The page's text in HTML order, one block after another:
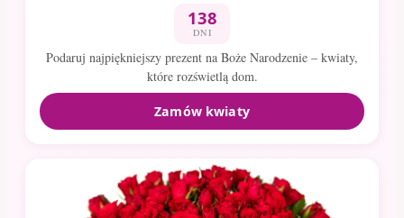
138
DNI
Podaruj najpiękniejszy prezent na Boże Narodzenie – kwiaty,
które rozświetlą dom.
Zamów kwiaty